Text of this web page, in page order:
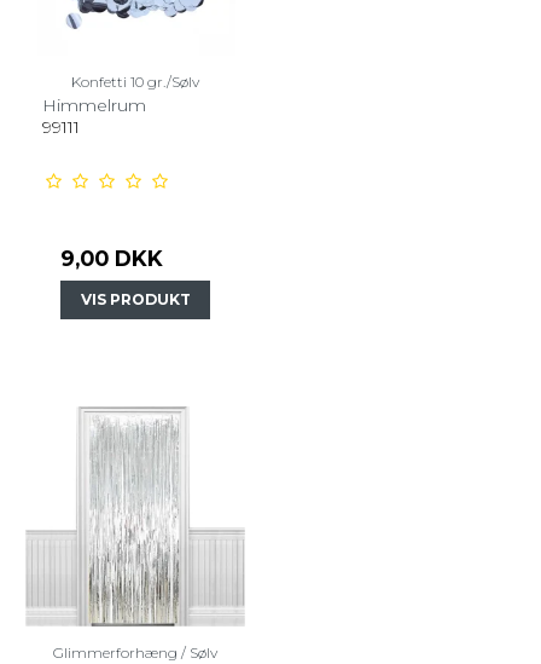
Konfetti 10 gr./Sølv
Himmelrum
99111
9,00 DKK
VIS PRODUKT
Glimmerforhæng / Sølv